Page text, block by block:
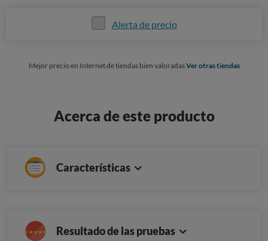
Alerta de precio
Mejor precio en Internet de tiendas bien valoradasVer otras tiendas
Acerca de este producto
Características
Resultado de las pruebas